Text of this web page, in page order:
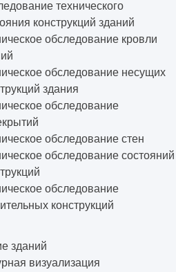
технического
конструкций зданий
обследование кровли
обследование несущих
здания
обследование
обследование стен
обследование состояний
обследование
конструкций
зданий
визуализация